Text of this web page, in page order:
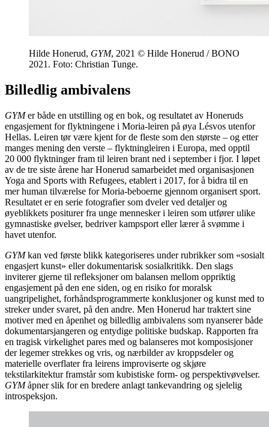
Hilde Honerud, GYM, 2021 © Hilde Honerud / BONO
2021. Foto: Christian Tunge.
Billedlig ambivalens
GYMer både en utstilling og en bok, og resultatet av Honeruds
engasjement for flyktningene i Moria-leiren på øya Lésvos utenfor
Hellas. Leiren tør være kjent for de fleste som den største – og etter
manges mening den verste – flyktningleiren i Europa, med opptil
20 000 flyktninger fram til leiren brant ned i september i fjor. I løpet
av de tre siste årene har Honerud samarbeidet med organisasjonen
Yoga and Sports with Refugees, etablert i 2017, for å bidra til en
mer human tilværelse for Moria-beboerne gjennom organisert sport.
Resultatet er en serie fotografier som dveler ved detaljer og
øyeblikkets positurer fra unge mennesker i leiren som utfører ulike
gymnastiske øvelser, bedriver kampsport eller lærer å svømme i
havet utenfor.
GYMkan ved første blikk kategoriseres under rubrikker som «sosialt
engasjert kunst» eller dokumentarisk sosialkritikk. Den slags
inviterer gjerne til refleksjoner om balansen mellom oppriktig
engasjement på den ene siden, og en risiko for moralsk
uangripelighet, forhåndsprogrammerte konklusjoner og kunst med to
streker under svaret, på den andre. Men Honerud har traktert sine
motiver med en åpenhet og billedlig ambivalens som nyanserer både
dokumentarsjangeren og entydige politiske budskap. Rapporten fra
en tragisk virkelighet pares med og balanseres mot komposisjoner
der legemer strekkes og vris, og nærbilder av kroppsdeler og
materielle overflater fra leirens improviserte og skjøre
tekstilarkitektur framstår som kubistiske form- og perspektivøvelser.
GYMåpner slik for en bredere anlagt tankevandring og sjelelig
introspeksjon.